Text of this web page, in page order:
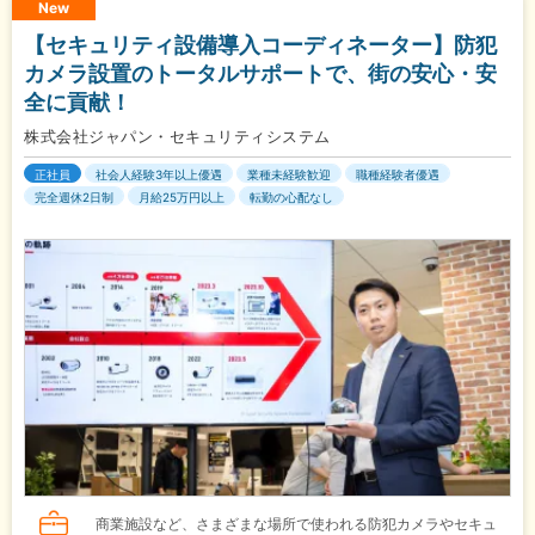
New
【セキュリティ設備導入コーディネーター】防犯
カメラ設置のトータルサポートで、街の安心・安
全に貢献！
株式会社ジャパン・セキュリティシステム
正社員 社会人経験3年以上優遇 業種未経験歓迎
職種経験者優遇
完全週休2日制
月給25万円以上 転勤の心配なし
商業施設など、さまざまな場所で使われる防犯カメラやセキュ